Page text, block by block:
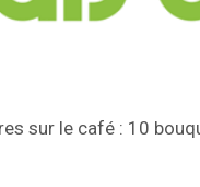
sur le café : 10